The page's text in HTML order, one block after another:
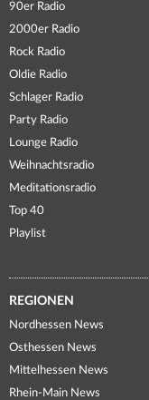
90er Radio
2000er Radio
Rock Radio
Oldie Radio
Schlager Radio
Party Radio
Lounge Radio
Weihnachtsradio
Meditationsradio
Top 40
Playlist
REGIONEN
Nordhessen News
Osthessen News
Mittelhessen News
Rhein-Main News